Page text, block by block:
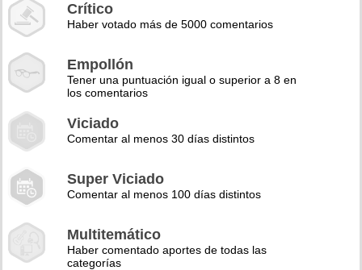
Crítico
Haber votado más de 5000 comentarios
Empollón
Tener una puntuación igual o superior a 8 en
los comentarios
Viciado
Comentar al menos 30 días distintos
Super Viciado
Comentar al menos 100 días distintos
Multitemático
Haber comentado aportes de todas las
categorías